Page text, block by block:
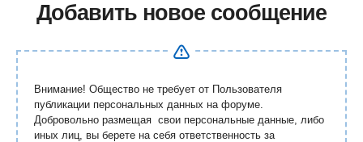
Добавить новое сообщение
Внимание! Общество не требует от Пользователя
публикации персональных данных на форуме.
Добровольно размещая свои персональные данные, либо
иных лиц, вы берете на себя ответственность за